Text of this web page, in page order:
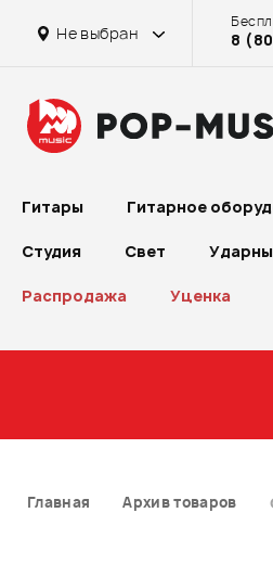
Не выбран 8
Гитары Гитарное
Студия Свет
Распродажа Уценка
Главная Архив товаров